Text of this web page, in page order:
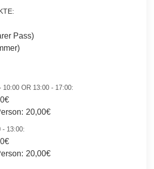
Pass)
10:00 OR 13:00 - 17:00:
20,00€
- 13:00:
20,00€